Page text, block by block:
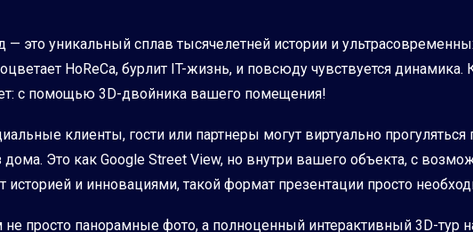
— это уникальный сплав тысячелетней истории и
HoReCa, бурлит IT-жизнь, и повсюду чувствуется
с помощью 3D-двойника вашего помещения!
клиенты, гости или партнеры могут виртуально
дома. Это как Google Street View, но внутри вашего объекта, с
и инновациями, такой формат презентации просто
не просто панорамные фото, а полноценный интерактивный 3D-тур